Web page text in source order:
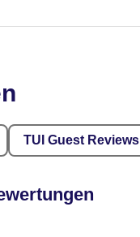
TUI Guest Reviews